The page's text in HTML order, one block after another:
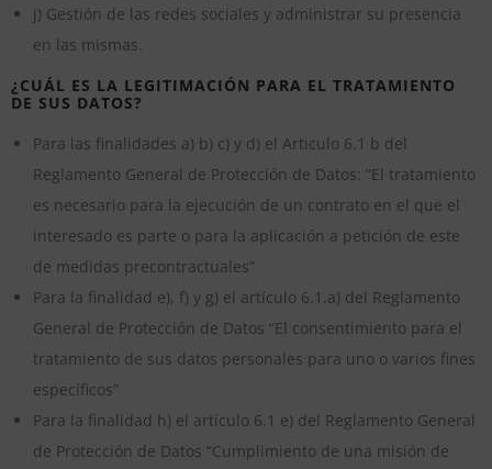
j) Gestión de las redes sociales y administrar su presencia
en las mismas.
¿CUÁL ES LA LEGITIMACIÓN PARA EL TRATAMIENTO
DE SUS DATOS?
Para las finalidades a) b) c) y d) el Articulo 6.1 b del
Reglamento General de Protección de Datos: “El tratamiento
es necesario para la ejecución de un contrato en el que el
interesado es parte o para la aplicación a petición de este
de medidas precontractuales”
Para la finalidad e), f) y g) el artículo 6.1.a) del Reglamento
General de Protección de Datos “El consentimiento para el
tratamiento de sus datos personales para uno o varios fines
específicos”
Para la finalidad h) el artículo 6.1 e) del Reglamento General
de Protección de Datos “Cumplimiento de una misión de